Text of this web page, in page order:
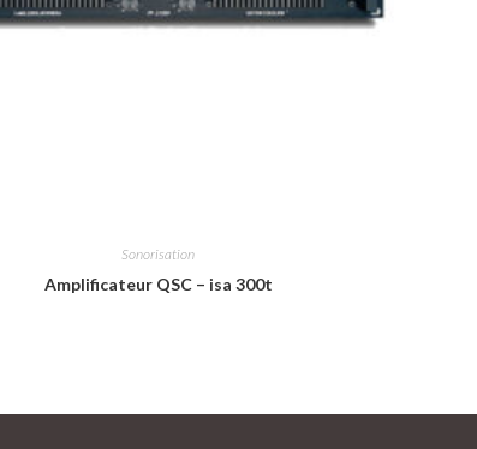
Sonorisation
Amplificateur QSC – isa 300t